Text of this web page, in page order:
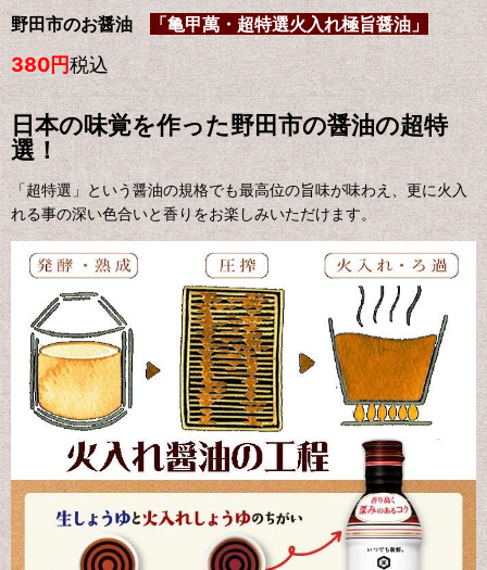
野田市のお醤油 「亀甲萬・超特選火入れ極旨醤油」
380円税込
日本の味覚を作った野田市の醤油の超特
選！
「超特選」という醤油の規格でも最高位の旨味が味わえ、更に火入
れる事の深い色合いと香りをお楽しみいただけます。